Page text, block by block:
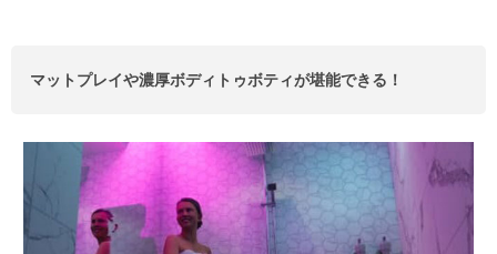
マットプレイや濃厚ボディトゥボティが堪能できる！